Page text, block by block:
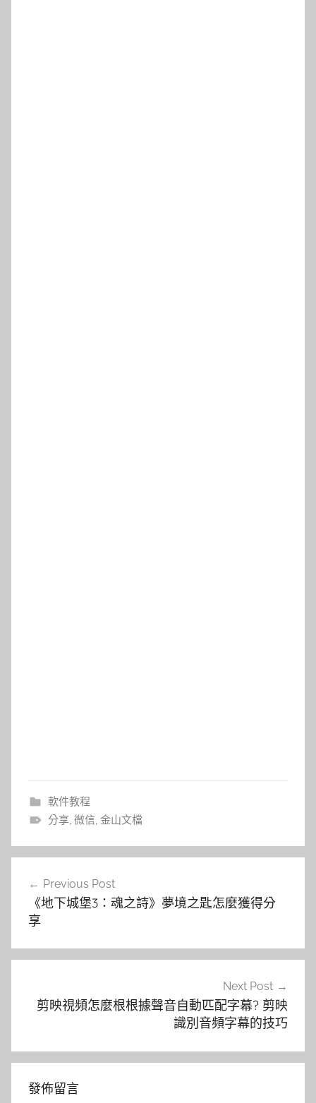
軟件教程
分享, 微信, 金山文檔
覽
Previous Post
《地下城堡3：魂之詩》夢境之匙怎麼獲得分
享
Next Post
剪映視頻怎麼根根據聲音自動匹配字幕? 剪映
識別音頻字幕的技巧
發佈留言